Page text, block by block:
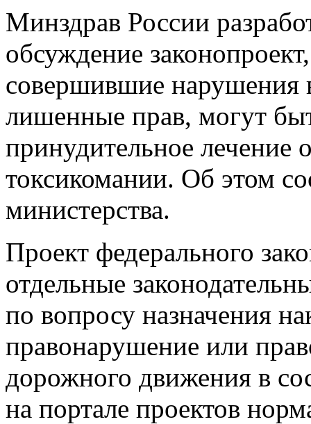
Минздрав России
обсуждение
совершившие нарушения
лишенные прав, могут
принудительное лечение
токсикомании. Об этом
министерства.
Проект федерального
отдельные
по вопросу назначения
правонарушение или
дорожного движения в
на портале проектов